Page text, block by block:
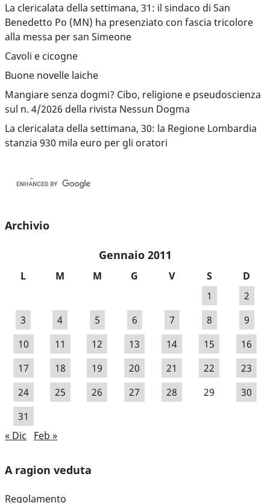
La clericalata della settimana, 31: il sindaco di San
Benedetto Po (MN) ha presenziato con fascia tricolore
alla messa per san Simeone
Cavoli e cicogne
Buone novelle laiche
Mangiare senza dogmi? Cibo, religione e pseudoscienza
sul n. 4/2026 della rivista Nessun Dogma
La clericalata della settimana, 30: la Regione Lombardia
stanzia 930 mila euro per gli oratori
Archivio
Gennaio 2011
L M M G V S
D
1
2
3
4 5 6 7 8
9
10
11 12 13 14 15
16
17
18 19 20 21 22
23
24
25 26 27 28 29
30
31
« Dic
Feb »
A ragion veduta
Regolamento